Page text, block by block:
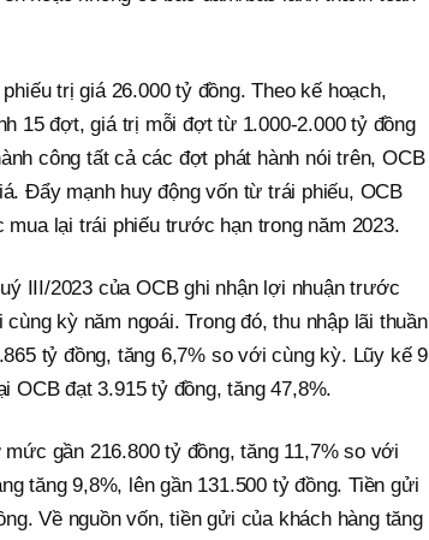
trị giá 26.000 tỷ đồng. Theo kế hoạch,
15 đợt, giá trị mỗi đợt từ 1.000-2.000 tỷ đồng
công tất cả các đợt phát hành nói trên, OCB
Đẩy mạnh huy động vốn từ trái phiếu, OCB
lại trái phiếu trước hạn trong năm 2023.
III/2023 của OCB ghi nhận lợi nhuận trước
kỳ năm ngoái. Trong đó, thu nhập lãi thuần
tỷ đồng, tăng 6,7% so với cùng kỳ. Lũy kế 9
OCB đạt 3.915 tỷ đồng, tăng 47,8%.
gần 216.800 tỷ đồng, tăng 11,7% so với
tăng 9,8%, lên gần 131.500 tỷ đồng. Tiền gửi
Về nguồn vốn, tiền gửi của khách hàng tăng